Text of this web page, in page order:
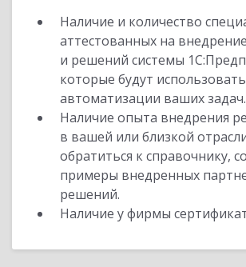
Наличие и количество
аттестованных на
и решений системы
которые будут
автоматизации ваших задач.
Наличие опыта внедрения
в вашей или близкой
обратиться к справочнику,
примеры внедренных
решений.
Наличие у фирмы